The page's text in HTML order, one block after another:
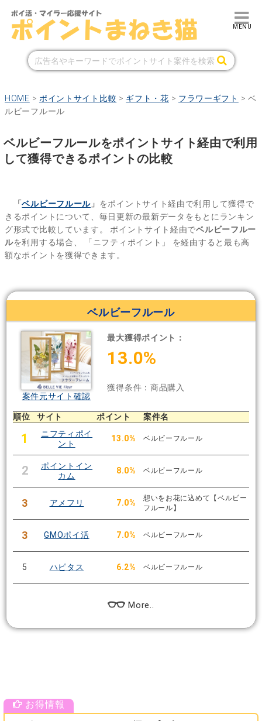
HOME > ポイントサイト比較 > ギフト・花 > フラワーギフト > ベ
ルビーフルール
ベルビーフルールをポイントサイト経由で利用
して獲得できるポイントの比較
「ベルビーフルール 」 をポイントサイト経由で利用して獲得で
きるポイントについて、毎日更新の最新データをもとにランキン
グ形式で比較しています。 ポイントサイト経由でベルビーフルー
ルを利用する場合、 「ニフティポイント」
を経由すると最も高
額なポイントを獲得できます。
ベルビーフルール
案件元サイト確認
最大獲得ポイント：
13.0%
獲得条件：商品購入
順位 サイト ポイント 案件名
1
ニフティポイ
ント
13.0% ベルビーフルール
2
ポイントイン
カム
8.0% ベルビーフルール
3 アメフリ 7.0%
想いをお花に込めて【ベルビー
フルール】
3 GMOポイ活 7.0% ベルビーフルール
5 ハピタス 6.2% ベルビーフルール
More..